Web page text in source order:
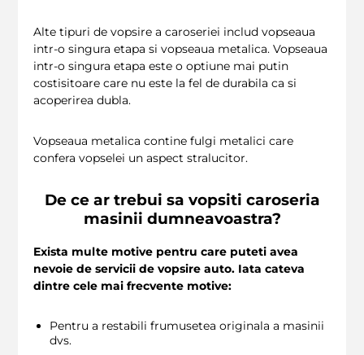
Alte tipuri de vopsire a caroseriei includ vopseaua
intr-o singura etapa si vopseaua metalica. Vopseaua
intr-o singura etapa este o optiune mai putin
costisitoare care nu este la fel de durabila ca si
acoperirea dubla.
Vopseaua metalica contine fulgi metalici care
confera vopselei un aspect stralucitor.
De ce ar trebui sa vopsiti caroseria
masinii dumneavoastra?
Exista multe motive pentru care puteti avea
nevoie de servicii de vopsire auto. Iata cateva
dintre cele mai frecvente motive:
Pentru a restabili frumusetea originala a masinii
dvs.